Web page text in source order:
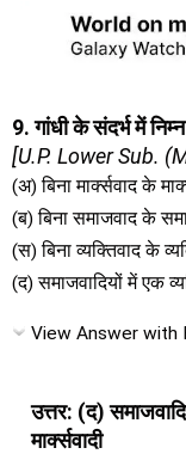
9. गांधी के संदर्भ में
[U.P. Lower Sub.
(अ) बिना मार्क्सवाद के
(ब) बिना समाजवाद के
(स) बिना व्यक्तिवाद के
(द) समाजवादियों में एक
View Answer with
उत्तर: (द)
मार्क्सवादी